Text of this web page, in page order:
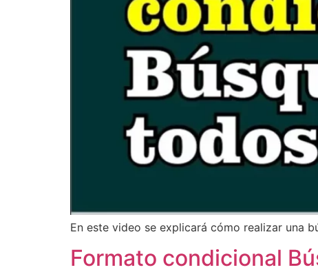
En este video se explicará cómo realizar una
Formato condicional